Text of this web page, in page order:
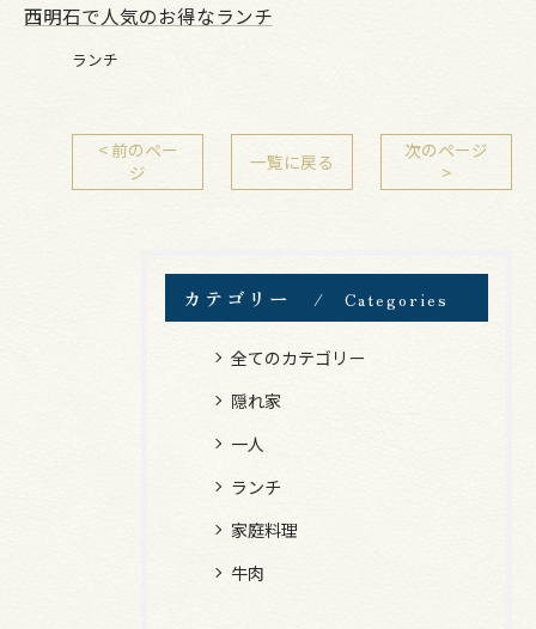
西明石で人気のお得なランチ
ランチ
< 前のペー
ジ
一覧に戻る
次のページ
>
カテゴリー Categories
全てのカテゴリー
隠れ家
一人
ランチ
家庭料理
牛肉